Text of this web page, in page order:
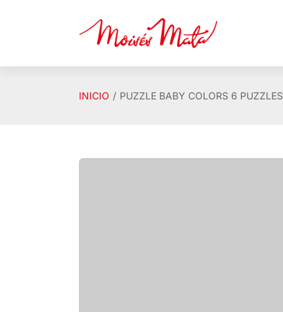
INICIO PUZZLE BABY COLORS 6 PUZZLES